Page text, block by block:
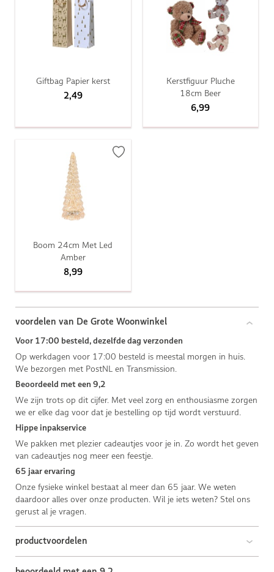
Giftbag Papier kerst
2,49
Kerstfiguur Pluche
18cm Beer
6,99
Boom 24cm Met Led
Amber
8,99
voordelen van De Grote Woonwinkel
Voor 17:00 besteld, dezelfde dag verzonden
Op werkdagen voor 17:00 besteld is meestal morgen in huis.
We bezorgen met PostNL en Transmission.
Beoordeeld met een 9,2
We zijn trots op dit cijfer. Met veel zorg en enthousiasme zorgen
we er elke dag voor dat je bestelling op tijd wordt verstuurd.
Hippe inpakservice
We pakken met plezier cadeautjes voor je in. Zo wordt het geven
van cadeautjes nog meer een feestje.
65 jaar ervaring
Onze fysieke winkel bestaat al meer dan 65 jaar. We weten
daardoor alles over onze producten. Wil je iets weten? Stel ons
gerust al je vragen.
productvoordelen